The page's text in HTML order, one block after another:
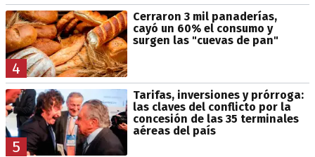
4
Cerraron 3 mil panaderías,
cayó un 60% el consumo y
surgen las "cuevas de pan"
5
Tarifas, inversiones y prórroga:
las claves del conflicto por la
concesión de las 35 terminales
aéreas del país